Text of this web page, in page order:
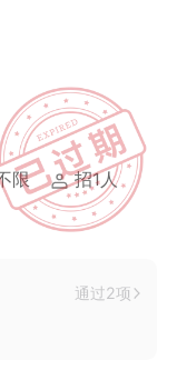
限 招1人
通过2项